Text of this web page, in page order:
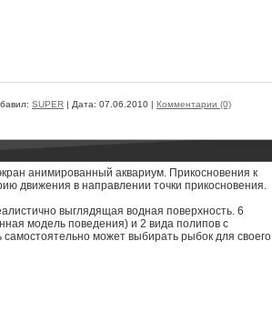
SUPER | Дата: 07.06.2010 | Комментарии (0)
анимированный аквариум. Прикосновения к
движения в направлении точки прикосновения.
выглядящая водная поверхность. 6
модель поведения) и 2 вида полипов с
может выбирать рыбок для своего